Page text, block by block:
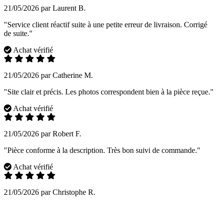
21/05/2026 par Laurent B.
"Service client réactif suite à une petite erreur de livraison. Corrigé
de suite."
Achat vérifié
21/05/2026 par Catherine M.
"Site clair et précis. Les photos correspondent bien à la pièce reçue."
Achat vérifié
21/05/2026 par Robert F.
"Pièce conforme à la description. Très bon suivi de commande."
Achat vérifié
21/05/2026 par Christophe R.